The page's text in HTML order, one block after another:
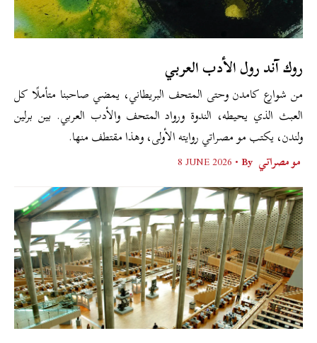
روك آند رول الأدب العربي
من شوارع كامدن وحتى المتحف البريطاني، يمضي صاحبنا متأملًا كل
العبث الذي يحيطه، الندوة ورواد المتحف والأدب العربي. بين برلين
ولندن، يكتب مو مصراتي روايته الأولى، وهذا مقتطف منها.
مو مصراتي 8 JUNE 2026